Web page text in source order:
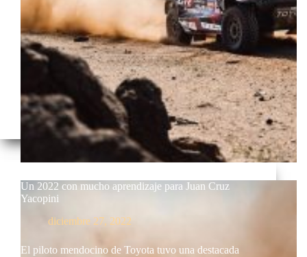
Un 2022 con mucho aprendizaje para Juan Cruz
Yacopini
diciembre 27, 2022
El piloto mendocino de Toyota tuvo una destacada